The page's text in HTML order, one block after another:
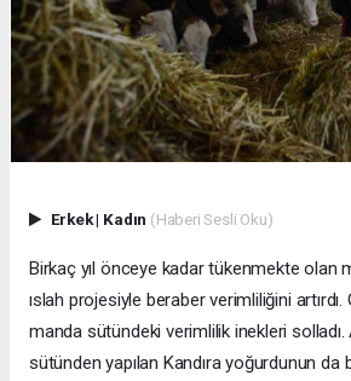
Erkek| Kadın (Haberi Sesli Oku)
Birkaç yıl önceye kadar tükenmekte olan
ıslah projesiyle beraber verimliliğini
manda sütündeki verimlilik inekleri solladı.
sütünden yapılan Kandıra yoğurdunun da